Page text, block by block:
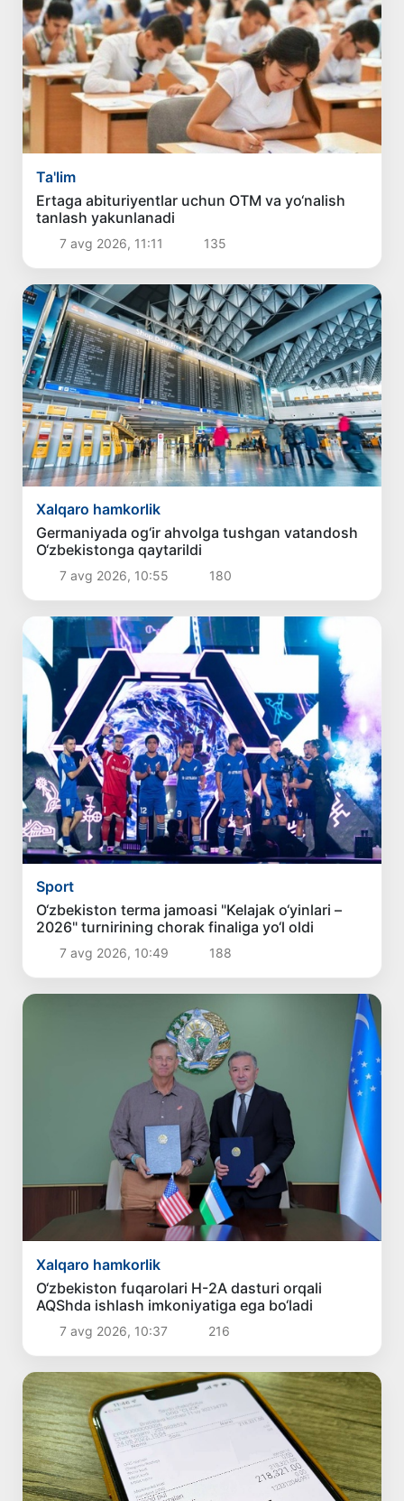
Ta'lim
Ertaga abituriyentlar uchun OTM va yo‘nalish
tanlash yakunlanadi
7 avg 2026, 11:11 135
Xalqaro hamkorlik
Germaniyada og‘ir ahvolga tushgan vatandosh
O‘zbekistonga qaytarildi
7 avg 2026, 10:55 180
Sport
O‘zbekiston terma jamoasi "Kelajak o‘yinlari –
2026" turnirining chorak finaliga yo‘l oldi
7 avg 2026, 10:49 188
Xalqaro hamkorlik
O‘zbekiston fuqarolari H-2A dasturi orqali
AQShda ishlash imkoniyatiga ega bo‘ladi
7 avg 2026, 10:37 216